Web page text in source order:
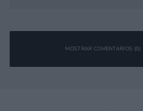
MOSTRAR COMENTARIOS (0)